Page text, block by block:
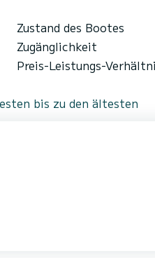
Zustand des Bootes
Zugänglichkeit
Preis-Leistungs-
bis zu den ältesten